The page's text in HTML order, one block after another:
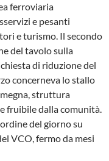
ferroviaria
e pesanti
e turismo. Il secondo
del tavolo sulla
di riduzione del
concerneva lo stallo
struttura
fruibile dalla comunità.
del giorno su
VCO, fermo da mesi